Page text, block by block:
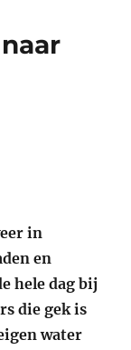
in
en
hele dag bij
die gek is
water